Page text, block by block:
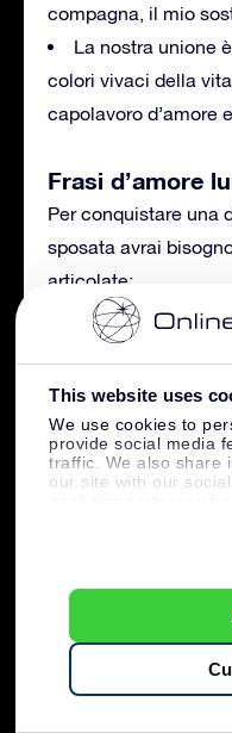
This website uses
We use cookies to
provide social media
traffic. We also share
our site with our
information that
compagna, il mio
La nostra unione
colori vivaci della
capolavoro d’amore
Frasi d’amore
Per conquistare una
sposata avrai
articolate: